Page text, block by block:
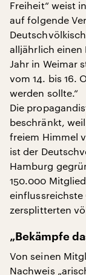
Freiheit“ weist
auf folgende
alljährlich einen
Jahr in Weimar
vom 14. bis 16.
werden sollte.“
Die
beschränkt,
freiem Himmel
ist der
Hamburg
150.000
einflussreichste
zersplitterten
„Bekämpfe
Von seinen
Nachweis